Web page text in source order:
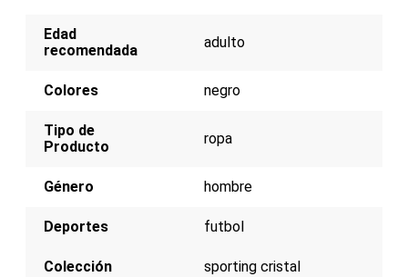
Inserciones de malla para transpirabilidad
Bolsillos laterales con cremallera
Edad
recomendada
adulto
Colores negro
Tipo de
Producto
ropa
Género hombre
Deportes futbol
Colección sporting cristal